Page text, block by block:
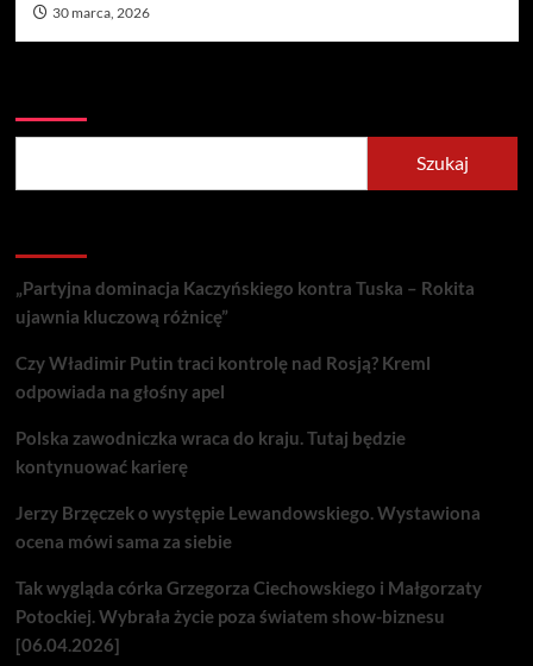
30 marca, 2026
Szukaj
„Partyjna dominacja Kaczyńskiego kontra Tuska – Rokita
ujawnia kluczową różnicę”
Czy Władimir Putin traci kontrolę nad Rosją? Kreml
odpowiada na głośny apel
Polska zawodniczka wraca do kraju. Tutaj będzie
kontynuować karierę
Jerzy Brzęczek o występie Lewandowskiego. Wystawiona
ocena mówi sama za siebie
Tak wygląda córka Grzegorza Ciechowskiego i Małgorzaty
Potockiej. Wybrała życie poza światem show-biznesu
[06.04.2026]